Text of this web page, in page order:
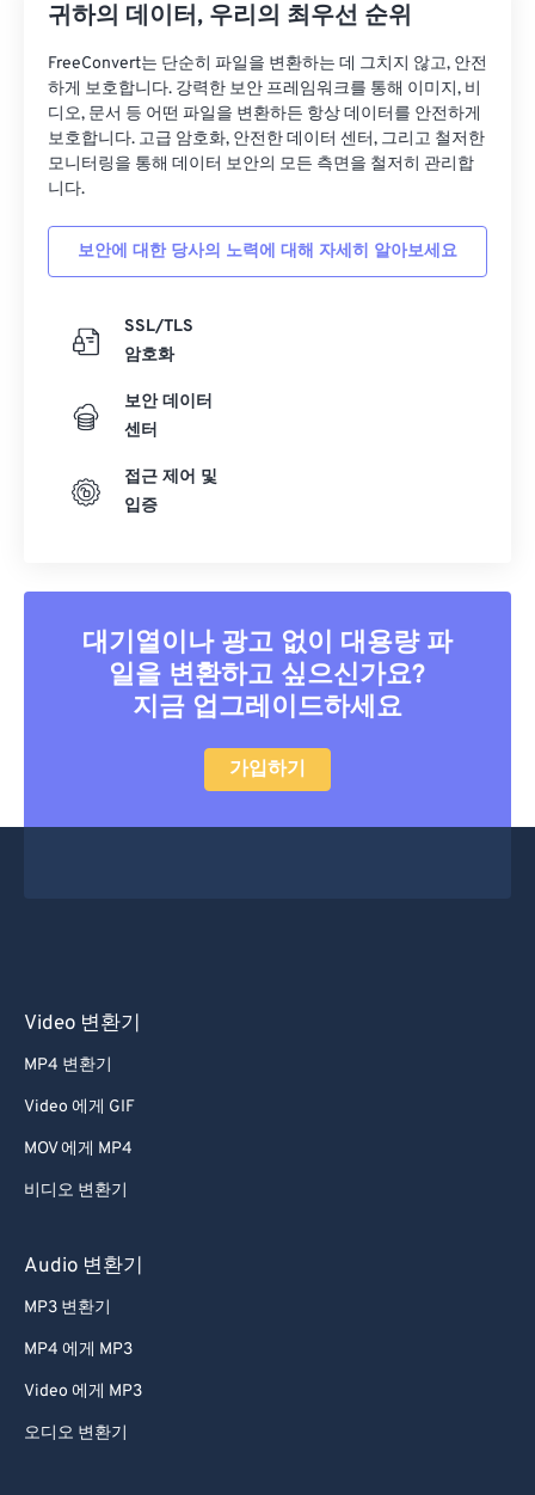
귀하의 데이터, 우리의 최우선 순위
FreeConvert는 단순히 파일을 변환하는 데 그치지 않고, 안전
하게 보호합니다. 강력한 보안 프레임워크를 통해 이미지, 비
디오, 문서 등 어떤 파일을 변환하든 항상 데이터를 안전하게
보호합니다. 고급 암호화, 안전한 데이터 센터, 그리고 철저한
모니터링을 통해 데이터 보안의 모든 측면을 철저히 관리합
니다.
보안에 대한 당사의 노력에 대해 자세히 알아보세요
SSL/TLS
암호화
보안 데이터
센터
접근 제어 및
입증
대기열이나 광고 없이 대용량 파
일을 변환하고 싶으신가요?
지금 업그레이드하세요
가입하기
Video 변환기
MP4 변환기
Video 에게 GIF
MOV 에게 MP4
비디오 변환기
Audio 변환기
MP3 변환기
MP4 에게 MP3
Video 에게 MP3
오디오 변환기